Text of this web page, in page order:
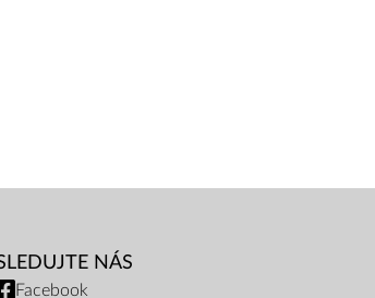
NÁS
Facebook